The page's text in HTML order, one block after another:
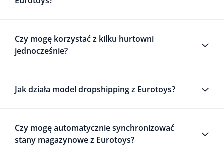
Czy mogę korzystać z kilku hurtowni
jednocześnie?
Jak działa model dropshipping z Eurotoys?
Czy mogę automatycznie synchronizować
stany magazynowe z Eurotoys?